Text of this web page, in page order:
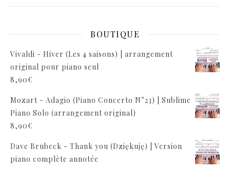
BOUTIQUE
Vivaldi - Hiver (Les 4 saisons) | arrangement
original pour piano seul
8,90€
Mozart - Adagio (Piano Concerto N°23) | Sublime
Piano Solo (arrangement original)
8,90€
Dave Brubeck - Thank you (Dziękuję) | Version
piano complète annotée